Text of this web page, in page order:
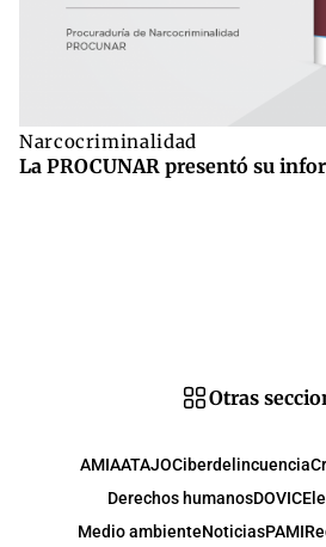
Narcocriminalidad
La PROCUNAR presentó su
Otras
AMIAATAJOCiberdelincuencia
Derechos humanosDOVIC
Medio ambienteNoticiasPAMI